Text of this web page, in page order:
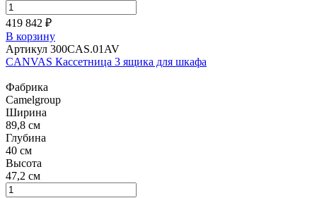
419 842 ₽
В корзину
Артикул 300CAS.01AV
CANVAS Кассетница 3 ящика для шкафа
Фабрика
Camelgroup
Ширина
89,8 см
Глубина
40 см
Высота
47,2 см